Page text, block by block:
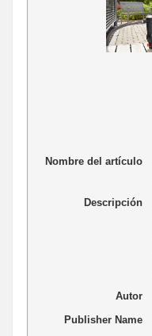
Nombre del artículo
Descripción
Autor
Publisher Name